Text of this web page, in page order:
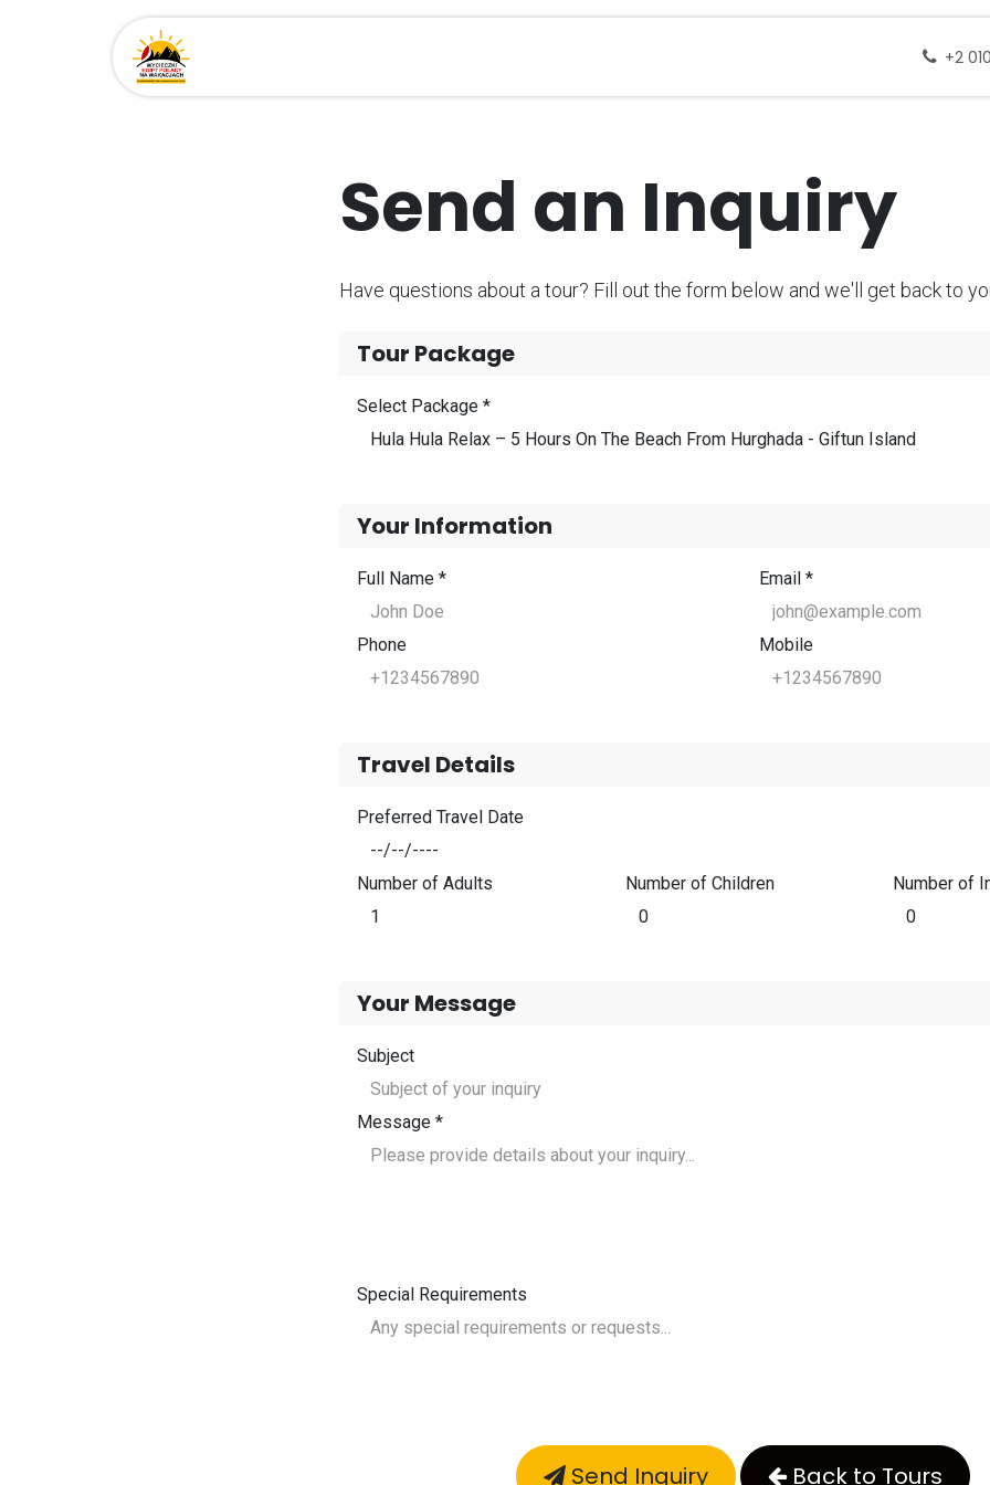
Przejdź do zawartości
+2
Send an Inquiry
Have questions about a tour? Fill out the form below and we'll get back to
Tour Package
Select Package *
Your Information
Full Name * Email *
Phone Mobile
Travel Details
Preferred Travel Date
Number of Adults Number of Children Number of
Your Message
Subject
Message *
Special Requirements
Send Inquiry Back to Tours